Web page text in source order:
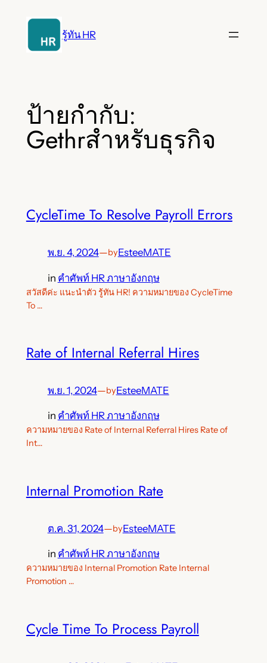
รู้ทัน HR
ป้ายกำกับ:
Gethrสำหรับธุรกิจ
CycleTime To Resolve Payroll Errors
พ.ย. 4, 2024—byEsteeMATE
in คำศัพท์ HR ภาษาอังกฤษ
สวัสดีค่ะ แนะนำตัว รู้ทัน HR! ความหมายของ CycleTime
To …
Rate of Internal Referral Hires
พ.ย. 1, 2024—byEsteeMATE
in คำศัพท์ HR ภาษาอังกฤษ
ความหมายของ Rate of Internal Referral Hires Rate of
Int…
Internal Promotion Rate
ต.ค. 31, 2024—byEsteeMATE
in คำศัพท์ HR ภาษาอังกฤษ
ความหมายของ Internal Promotion Rate Internal
Promotion …
Cycle Time To Process Payroll